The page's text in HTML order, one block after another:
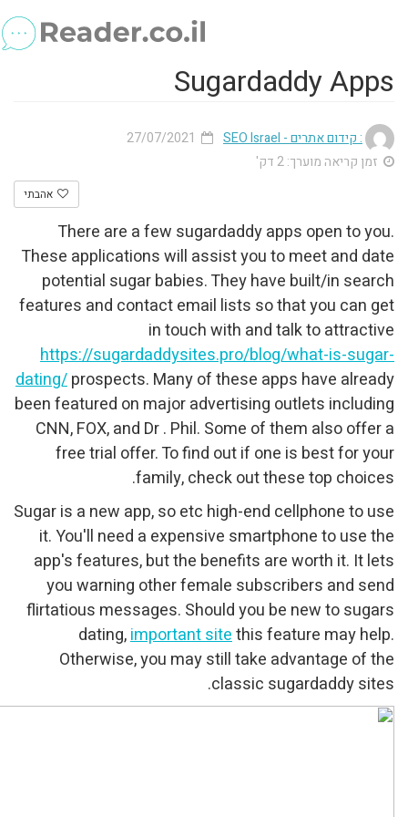
27/07/2021
There are a few
These applications will
potential sugar babies.
features and contact
in touch
https://
dating/prospects. Many of
been featured on major
CNN, FOX, and Dr . Phil.
free trial offer. To find
family,
Sugar is a new app, so etc
it. You'll need a
app's features, but the
you warning other
flirtatious messages.
dating,important
Otherwise, you may